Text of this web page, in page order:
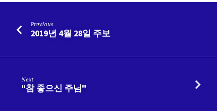
Previous
2019년 4월 28일 주보
Next
"참 좋으신 주님"